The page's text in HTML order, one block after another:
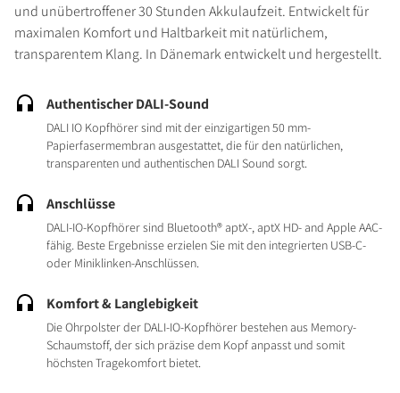
und unübertroffener 30 Stunden Akkulaufzeit. Entwickelt für
maximalen Komfort und Haltbarkeit mit natürlichem,
transparentem Klang. In Dänemark entwickelt und hergestellt.
Authentischer DALI-Sound
DALI IO Kopfhörer sind mit der einzigartigen 50 mm-
Papierfasermembran ausgestattet, die für den natürlichen,
transparenten und authentischen DALI Sound sorgt.
Anschlüsse
DALI-IO-Kopfhörer sind Bluetooth® aptX-, aptX HD- and Apple AAC-
fähig. Beste Ergebnisse erzielen Sie mit den integrierten USB-C-
oder Miniklinken-Anschlüssen.
Komfort & Langlebigkeit
Die Ohrpolster der DALI-IO-Kopfhörer bestehen aus Memory-
Schaumstoff, der sich präzise dem Kopf anpasst und somit
höchsten Tragekomfort bietet.